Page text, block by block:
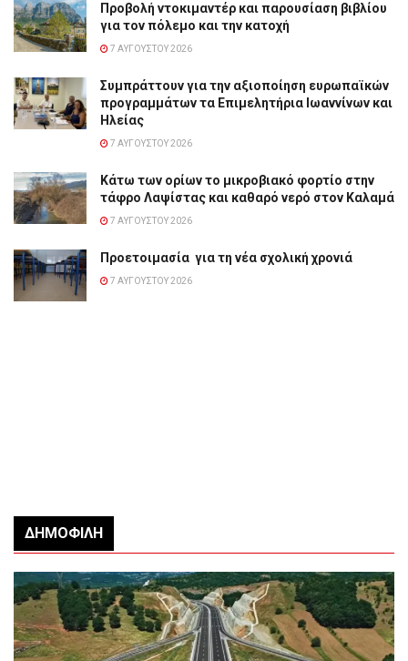
Προβολή ντοκιμαντέρ και παρουσίαση βιβλίου
για τον πόλεμο και την κατοχή
7 ΑΥΓΟΎΣΤΟΥ 2026
Συμπράττουν για την αξιοποίηση ευρωπαϊκών
προγραμμάτων τα Επιμελητήρια Ιωαννίνων και
Ηλείας
7 ΑΥΓΟΎΣΤΟΥ 2026
Κάτω των ορίων το μικροβιακό φορτίο στην
τάφρο Λαψίστας και καθαρό νερό στον Καλαμά
7 ΑΥΓΟΎΣΤΟΥ 2026
Προετοιμασία για τη νέα σχολική χρονιά
7 ΑΥΓΟΎΣΤΟΥ 2026
ΔΗΜΟΦΙΛΉ